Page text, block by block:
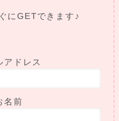
にGETできます♪
アドレス
名前